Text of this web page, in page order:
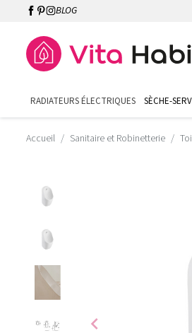
BLOG
RADIATEURS ÉLECTRIQUES SÈCHE-
Accueil Sanitaire et Robinetterie
chevron_left